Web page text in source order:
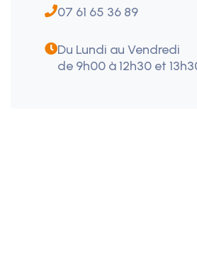
07 61 65 36 89
Du Lundi au Vendredi
de 9h00 à 12h30 et